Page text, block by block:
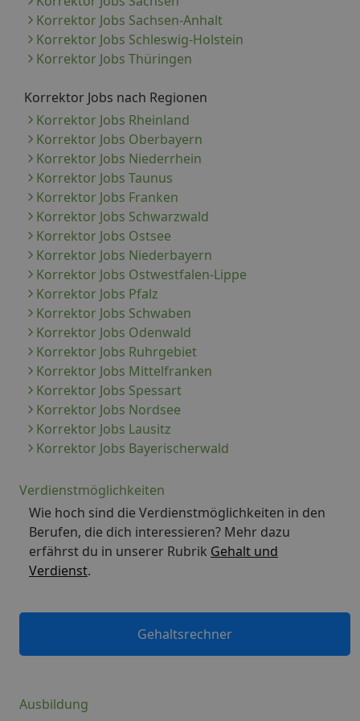
Korrektor Jobs Sachsen-Anhalt
Korrektor Jobs Schleswig-Holstein
Korrektor Jobs Thüringen
Korrektor Jobs nach Regionen
Korrektor Jobs Rheinland
Korrektor Jobs Oberbayern
Korrektor Jobs Niederrhein
Korrektor Jobs Taunus
Korrektor Jobs Franken
Korrektor Jobs Schwarzwald
Korrektor Jobs Ostsee
Korrektor Jobs Niederbayern
Korrektor Jobs Ostwestfalen-Lippe
Korrektor Jobs Pfalz
Korrektor Jobs Schwaben
Korrektor Jobs Odenwald
Korrektor Jobs Ruhrgebiet
Korrektor Jobs Mittelfranken
Korrektor Jobs Spessart
Korrektor Jobs Nordsee
Korrektor Jobs Lausitz
Korrektor Jobs Bayerischerwald
Verdienstmöglichkeiten
Wie hoch sind die Verdienstmöglichkeiten in den
Berufen, die dich interessieren? Mehr dazu
erfährst du in unserer Rubrik Gehalt und
Verdienst.
Gehaltsrechner
Ausbildung